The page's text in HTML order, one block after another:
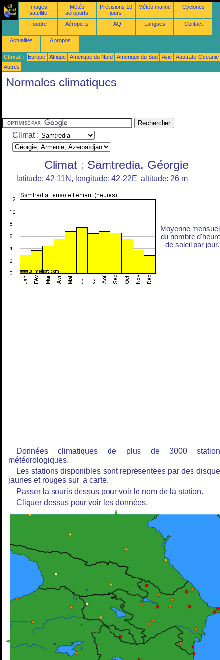
Images
satellite
Météo
aéroports
Prévisions 10
jours
Météo marine Cyclones
Foudre Aéroports FAQ Langues Contact
Actualités A propos
Climat : Europe Afrique Amérique du Nord Amérique du Sud Asie
Australie-Océanie
Autres
Normales climatiques
Climat :
Climat : Samtredia, Géorgie
latitude: 42-11N, longitude: 42-22E, altitude: 26 m
Moyenne
du nombre
de soleil par jour.
Données climatiques de plus de 3000
météorologiques.
Les stations disponibles sont représentées par des
jaunes et rouges sur la carte.
Passer la souris dessus pour voir le nom de la station.
Cliquer dessus pour voir les données.